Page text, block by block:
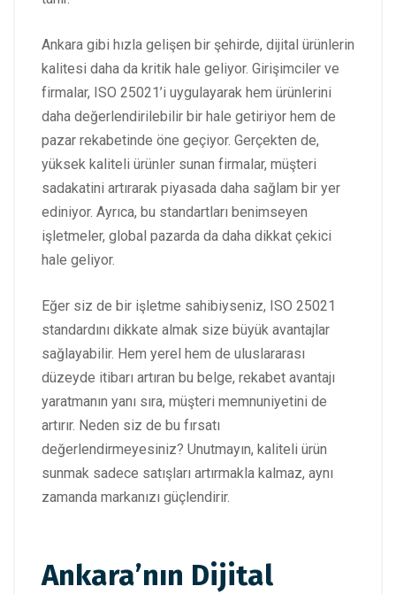
Ankara gibi hızla gelişen bir şehirde, dijital ürünlerin
kalitesi daha da kritik hale geliyor. Girişimciler ve
firmalar, ISO 25021’i uygulayarak hem ürünlerini
daha değerlendirilebilir bir hale getiriyor hem de
pazar rekabetinde öne geçiyor. Gerçekten de,
yüksek kaliteli ürünler sunan firmalar, müşteri
sadakatini artırarak piyasada daha sağlam bir yer
ediniyor. Ayrıca, bu standartları benimseyen
işletmeler, global pazarda da daha dikkat çekici
hale geliyor.
Eğer siz de bir işletme sahibiyseniz, ISO 25021
standardını dikkate almak size büyük avantajlar
sağlayabilir. Hem yerel hem de uluslararası
düzeyde itibarı artıran bu belge, rekabet avantajı
yaratmanın yanı sıra, müşteri memnuniyetini de
artırır. Neden siz de bu fırsatı
değerlendirmeyesiniz? Unutmayın, kaliteli ürün
sunmak sadece satışları artırmakla kalmaz, aynı
zamanda markanızı güçlendirir.
Ankara’nın Dijital